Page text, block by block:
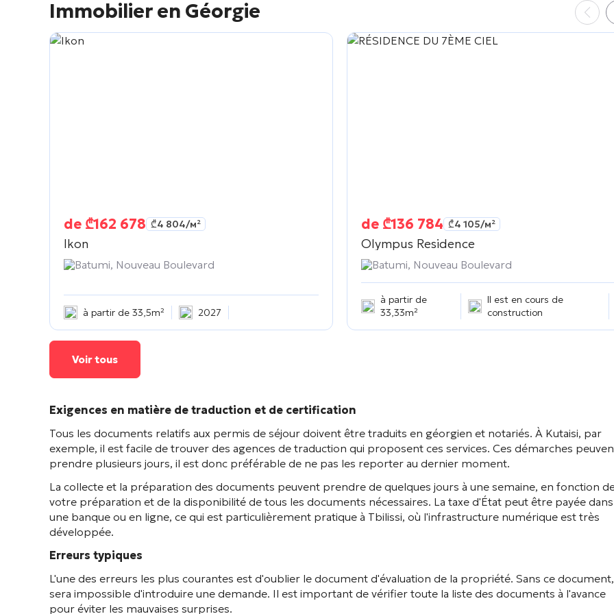
Immobilier en Géorgie
de ₾162 678 ₾4 804/м²
Ikon
Batumi, Nouveau Boulevard
à partir de 33,5m² 2027
de ₾136 784 ₾4 105/м²
Olympus Residence
Batumi, Nouveau Boulevard
à partir de
33,33m²
Il est en cours de
construction
Voir tous
Exigences en matière de traduction et de certification
Tous les documents relatifs aux permis de séjour doivent être traduits en géorgien et notariés. À Kutaisi, par
exemple, il est facile de trouver des agences de traduction qui proposent ces services. Ces démarches
prendre plusieurs jours, il est donc préférable de ne pas les reporter au dernier moment.
La collecte et la préparation des documents peuvent prendre de quelques jours à une semaine, en fonction
votre préparation et de la disponibilité de tous les documents nécessaires. La taxe d'État peut être payée dans
une banque ou en ligne, ce qui est particulièrement pratique à Tbilissi, où l'infrastructure numérique est très
développée.
Erreurs typiques
L'une des erreurs les plus courantes est d'oublier le document d'évaluation de la propriété. Sans ce
sera impossible d'introduire une demande. Il est important de vérifier toute la liste des documents à l'avance
pour éviter les mauvaises surprises.